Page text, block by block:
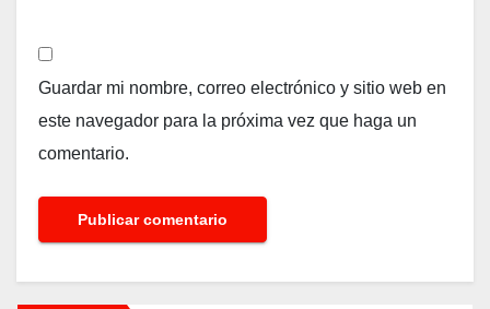
Guardar mi nombre, correo electrónico y sitio web en
este navegador para la próxima vez que haga un
comentario.